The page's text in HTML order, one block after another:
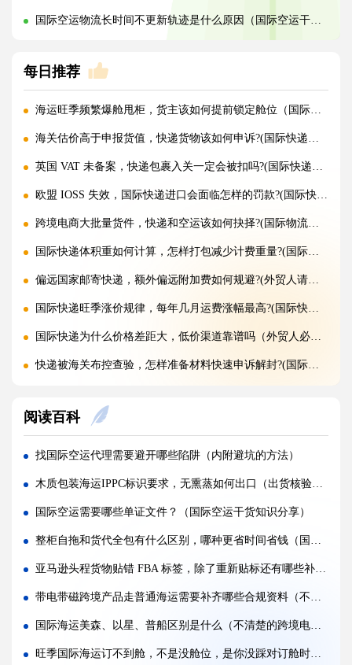
国际空运物流长时间不更新轨迹是什么原因（国际空运干货知识分享）
每日推荐
海运旺季频繁爆舱甩柜，货主该如何提前锁定舱位（国际海运干货知识分享）
海关估价高于申报货值，快递货物该如何申诉?(国际快递干货知识分享)
英国 VAT 未备案，快递包裹入关一定会被扣吗?(国际快递干货知识分享)
欧盟 IOSS 失效，国际快递进口会面临怎样的罚款?(国际快递干货知识分享)
跨境电商大批量货件，快递和空运该如何抉择?(国际物流干货知识分享)
国际快递体积重如何计算，怎样打包减少计费重量?(国际快递干货知识分享)
偏远国家邮寄快递，额外偏远附加费如何规避?(外贸人请注意)
国际快递旺季涨价规律，每年几月运费涨幅最高?(国际快递干货知识分享)
国际快递为什么价格差距大，低价渠道靠谱吗（外贸人必看篇）
快递被海关布控查验，怎样准备材料快速申诉解封?(国际快递干货知识分享)
国际快递实木木箱无 IPPC 标识，一定会被海关扣留吗?(国际快递干货知识分享)
快递 AMS、IOSS、VAT 预申报填错，会带来什么麻烦?(国际快递干货知识分享)
国际快递低申报被海关查到，一般罚款比例是多少（外贸人请注意）
国际快递品名申报出错，会产生哪些罚款与滞留后果?(外贸人请注意)
国际快递频繁被扣件，到底该如何降低扣关概率?(国际快递干货知识分享)
空运订舱后被航司甩舱，该怎么应急处理（国际空运干货知识分享）
空运货物派送失败，包裹会被如何处置?（不清楚的外贸人看过来）
加急国际空运真的能提速，靠谱吗?(国际空运干货知识分享)
FBA 空运出现丢件破损，理赔流程怎么走（国际空运干货知识分享）
阅读百科
找国际空运代理需要避开哪些陷阱（内附避坑的方法）
木质包装海运IPPC标识要求，无熏蒸如何出口（出货核验要点有哪些）
国际空运需要哪些单证文件？（国际空运干货知识分享）
整柜自拖和货代全包有什么区别，哪种更省时间省钱（国际海运干货知识分享）
亚马逊头程货物贴错 FBA 标签，除了重新贴标还有哪些补救方式（亚马逊物流干货知识分享）
带电带磁跨境产品走普通海运需要补齐哪些合规资料（不清楚的外贸人请注意）
国际海运美森、以星、普船区别是什么（不清楚的跨境电商卖家看过来）
旺季国际海运订不到舱，不是没舱位，是你没踩对订舱时间？（晚了一步，舱就被别人抢走了）